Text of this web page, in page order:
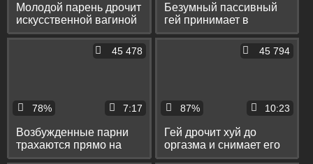
Молодой парень дрочит
искусственной вагиной
и мощно кончает без
Безумный пассивный
гей принимает в
задницу огромный
78%
45 478
7:17
Возбужденные парни
трахаются прямо на
кухне и бурно кончают
87%
45 794
10:23
Гей дрочит хуй до
оргазма и снимает его
крупным планом